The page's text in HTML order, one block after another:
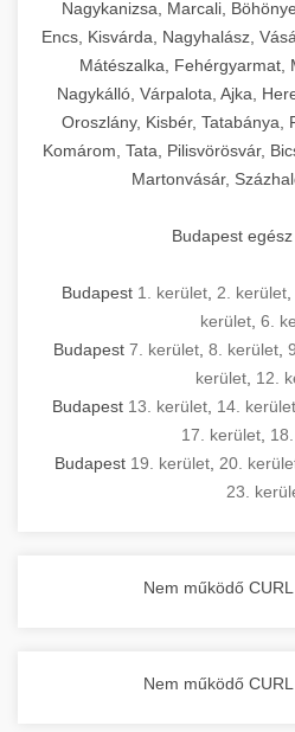
Ipari sütők és
chef-
használatot, miközben
higiéniai
Ipari
választéka - chef-
kereskedelmi hűtőegység és
hőmérsékletet és
rendszerekkel,
technológiával
acél konstrukció és a
karbantartási pontok
élettartamot és az
Ipari mosogatógépek
kereskedelmi mosogatógép
tisztíthatók,
megfelelnek az összes
előírásnak. Különböző
állnak rendelkezésre
kivitelben, az
feldolgozandó
Biztonságos kezelést
számára.
Sajtreszelő gépek
chef-
kereskedelmi
berendezést magában
egy modern,
kereskedelmi konyha
és
főzőberendezésektől
grillsütők, frittőzök)
feldolgozógépeken
kiegészítő eszközökig
megtalál. Szakértő
megfelelő berendezések
konyha optimális
megtervezésében,
üzembe helyezés
garancia, gyors szerviz
támogatás biztosítja az
Nagykonyhai
Nagykanizsa, Marcali,
Encs, Kisvárda, Nagyhalász,
Mátészalka, Fehérgyarmat,
Nagykálló, Várpalota, Ajka,
Oroszlány, Kisbér, Tatabánya,
Komárom, Tata, Pilisvörösvár,
Martonvásár,
Budapest
Budapest 1. kerület 2. kerület
kerület 6.
Budapest 7. kerület, 8. kerület,
kerület 12.
Budapest 13. kerület 14. kerület
17. kerület
Budapest 19. kerület 20.
23.
Nem működő
Nem működő